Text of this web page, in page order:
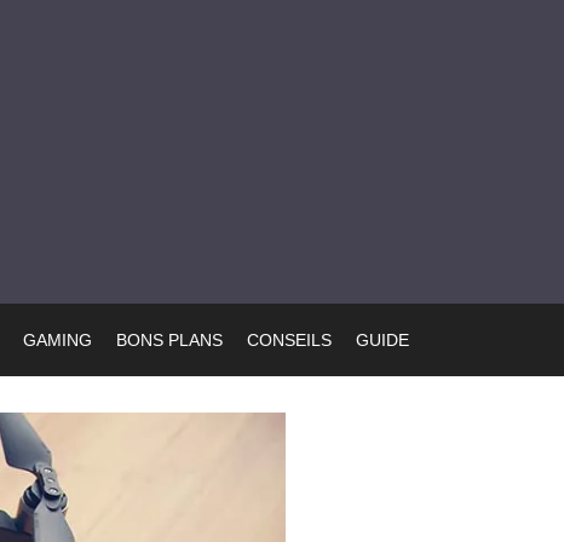
GAMING BONS PLANS CONSEILS GUIDE